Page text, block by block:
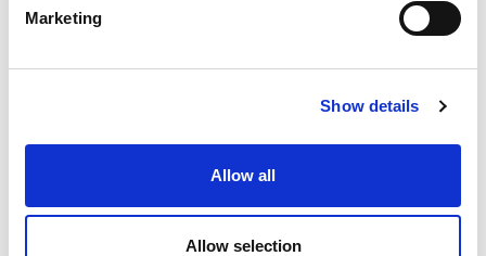
Marketing
Show details
Allow all
Allow selection
APSARD 2026 まとめ